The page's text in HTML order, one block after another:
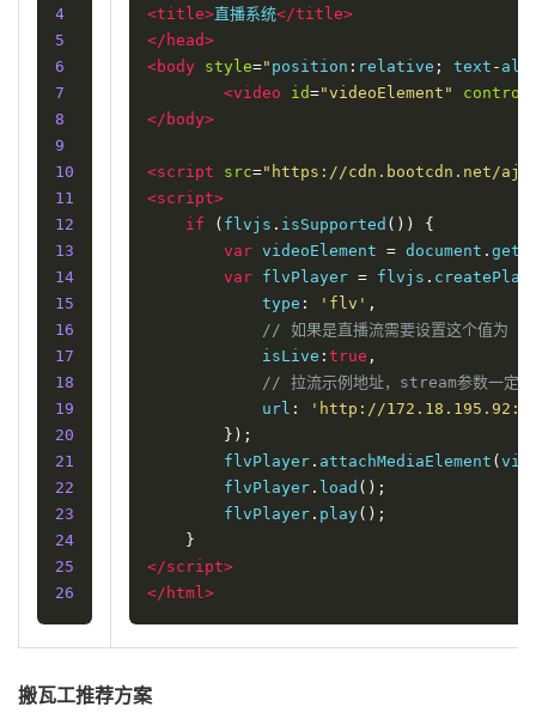
4
5
6
7
8
9
10
11
12
13
14
15
16
17
18
19
20
21
22
23
24
25
26
<title>直播系统</title>
</head>
<body style=" position : relative ; text -
<video
id="videoElement"
</body>
<script src="https://cdn.bootcdn.net/
<script>
if
( flvjs . isSupported ())
{
var videoElement = document .
var flvPlayer = flvjs .
            type
: 'flv' ,
// 如果是直播流需要设置这个值为
            isLive
: true ,
// 拉流示例地址，stream参数一定
            url
:
'http://
});
        flvPlayer
. attachMediaElement (
        flvPlayer
. load ();
        flvPlayer
. play();
}
</script>
</html>
搬瓦工推荐方案